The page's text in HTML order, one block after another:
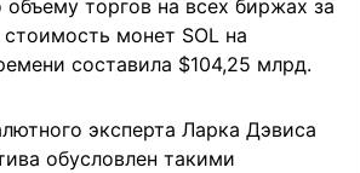
торгов на всех биржах за
монет SOL на
составила $104,25 млрд.
эксперта Ларка Дэвиса
обусловлен такими